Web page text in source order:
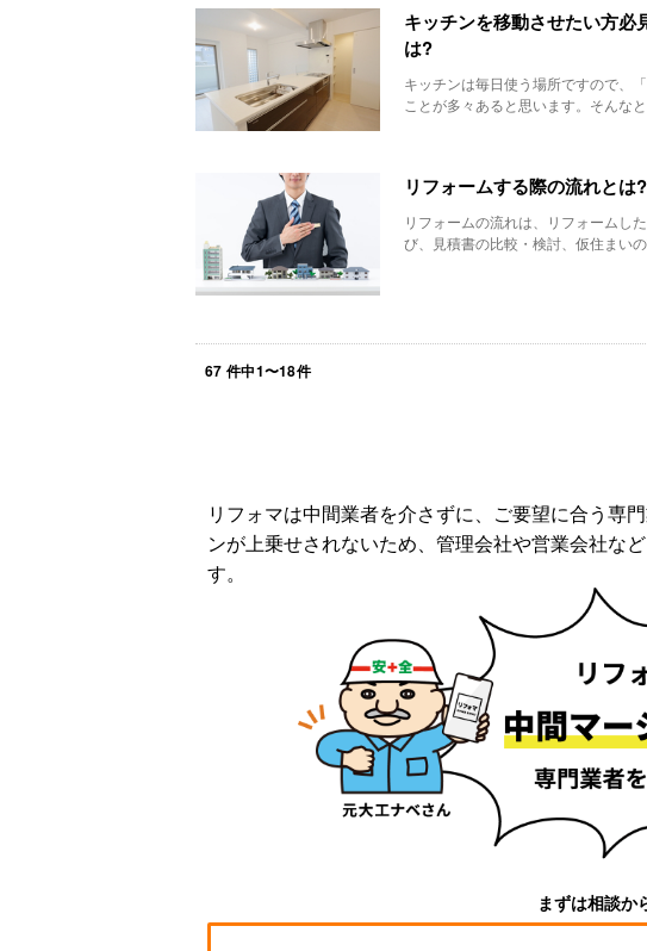
キッチンを移動させたい方必
は?
キッチンは毎日使う場所ですので、
ことが多々あると思います。そんな
リフォームする際の流れと
リフォームの流れは、リフォームし
び、見積書の比較・検討、仮住まい
67 件中1〜18件
リフォマは中間業者を介さずに、ご要望に合う専
ンが上乗せされないため、管理会社や営業会社な
す。
まずは相談か